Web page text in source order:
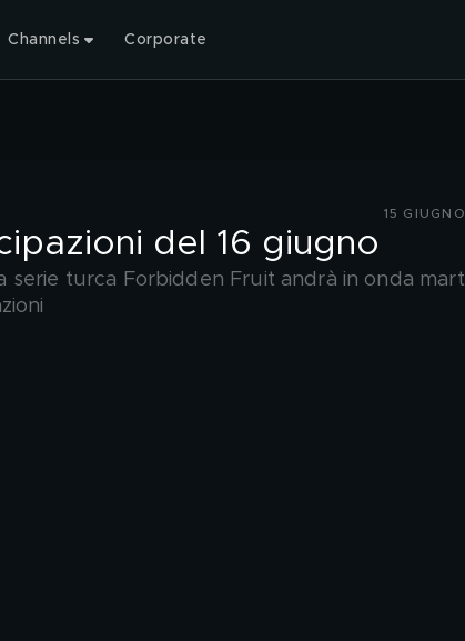
Channels Corporate
15
del 16 giugno
serie turca Forbidden Fruit andrà in onda